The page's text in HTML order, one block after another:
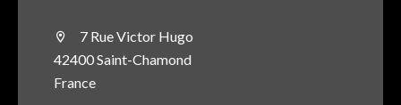
7 Rue Victor Hugo
42400 Saint-Chamond
France